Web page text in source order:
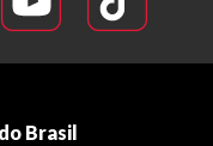
Brasil